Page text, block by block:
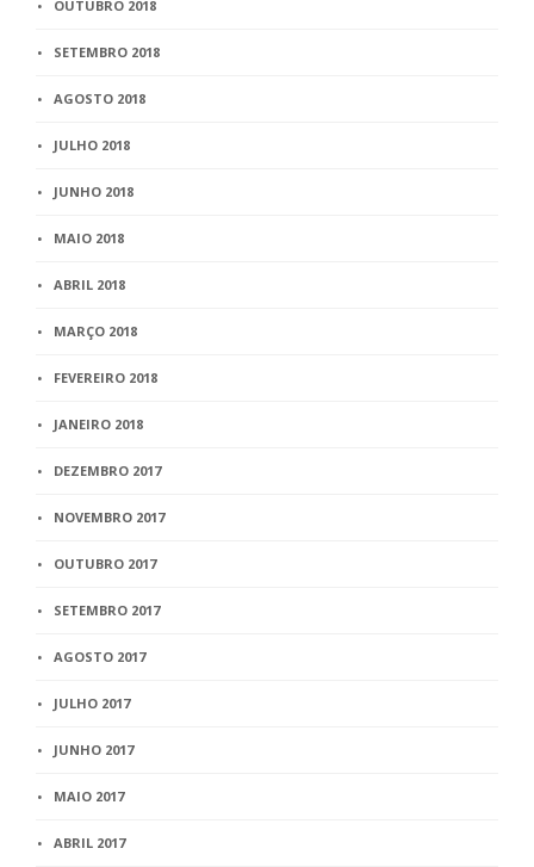
OUTUBRO 2018
SETEMBRO 2018
AGOSTO 2018
JULHO 2018
JUNHO 2018
MAIO 2018
ABRIL 2018
MARÇO 2018
FEVEREIRO 2018
JANEIRO 2018
DEZEMBRO 2017
NOVEMBRO 2017
OUTUBRO 2017
SETEMBRO 2017
AGOSTO 2017
JULHO 2017
JUNHO 2017
MAIO 2017
ABRIL 2017